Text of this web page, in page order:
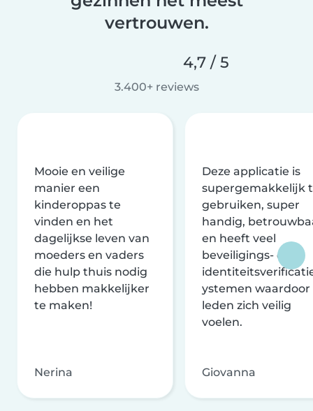
vertrouwen.
4,7 / 5
3.400+ reviews
Mooie en veilige
manier een
kinderoppas te
vinden en het
dagelijkse leven van
moeders en vaders
die hulp thuis nodig
hebben makkelijker
te maken!
Nerina
Deze applicatie is
supergemakkelijk
gebruiken, super
handig,
en heeft veel
beveiligings- en
ystemen waardoor
leden zich veilig
voelen.
Giovanna